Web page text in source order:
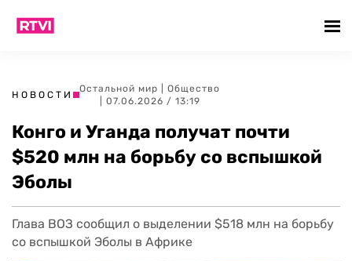
НОВОСТИ
Остальной мир
Общество
| 07.06.2026 / 13:19
Конго и Уганда получат почти
$520 млн на борьбу со вспышкой
Эболы
Глава ВОЗ сообщил о выделении $518 млн на борьбу
со вспышкой Эболы в Африке